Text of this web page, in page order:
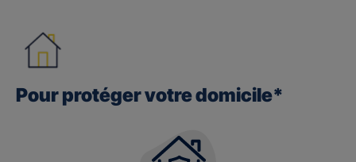
Pour protéger votre domicile*